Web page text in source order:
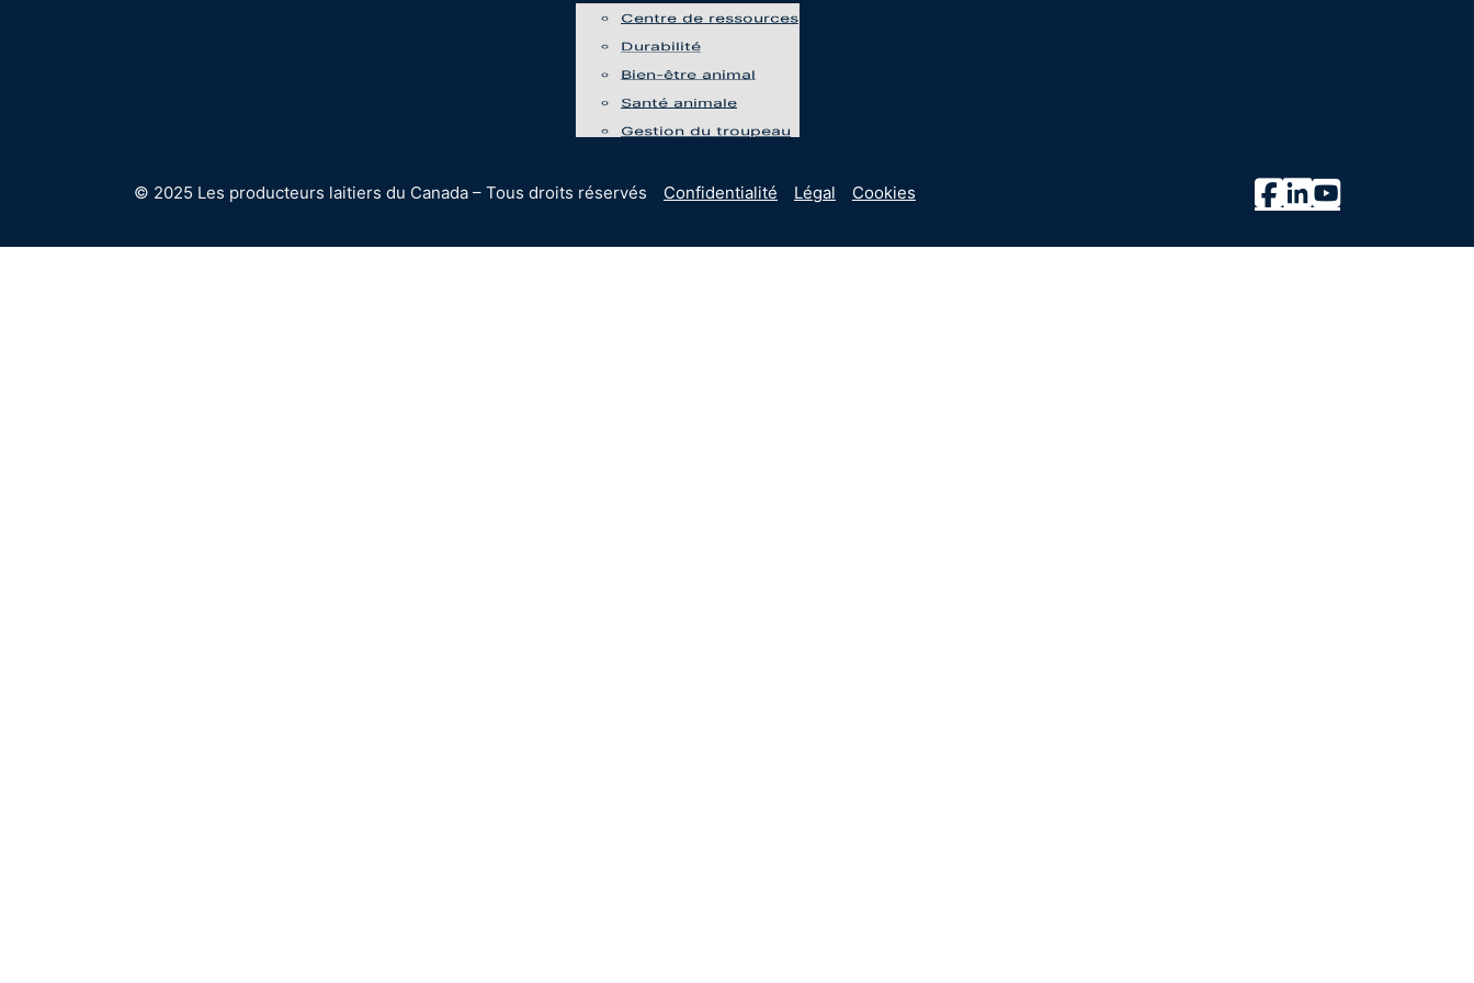
Centre de ressources
Durabilité
Bien-être animal
Santé animale
Gestion du troupeau
Événements
© 2025 Les producteurs laitiers du Canada – Tous droits réservés Confidentialité Légal Cookies